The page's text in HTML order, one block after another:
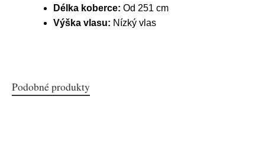
Délka koberce: Od 251 cm
Výška vlasu: Nízký vlas
Podobné produkty